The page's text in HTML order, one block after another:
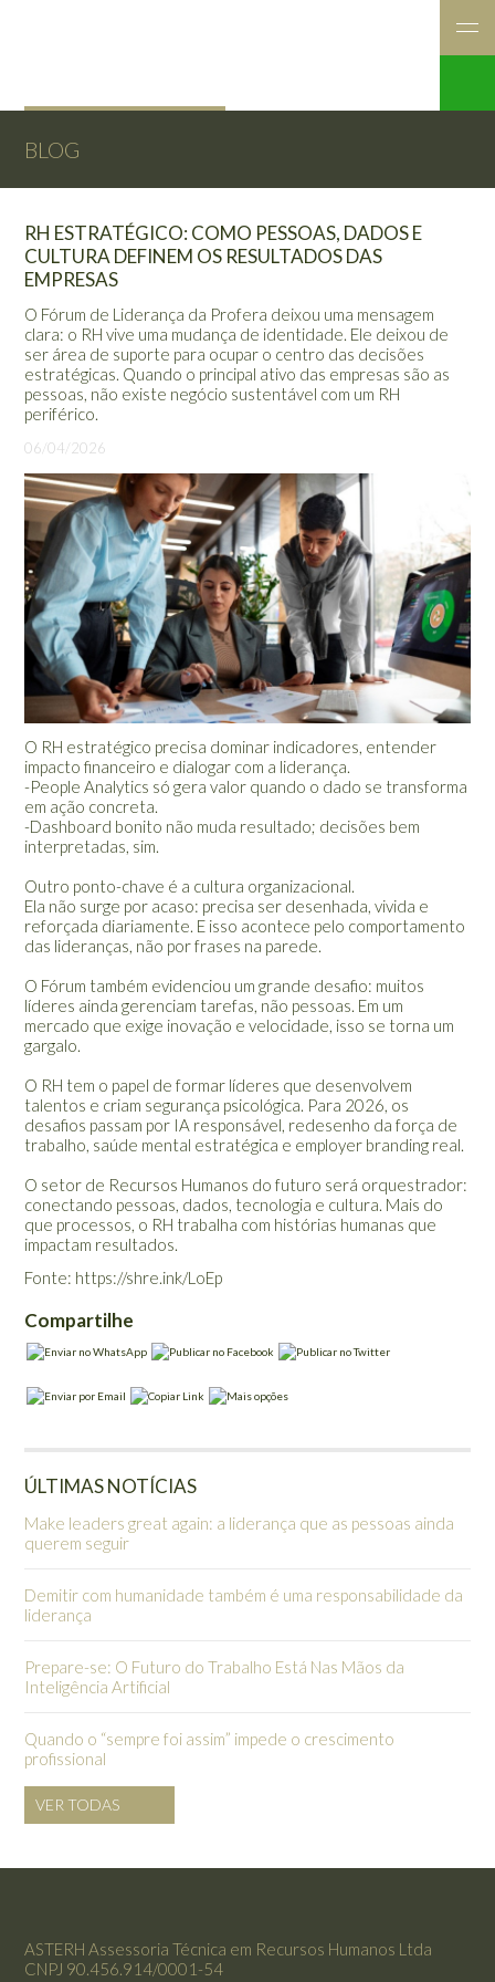
BLOG
RH ESTRATÉGICO: COMO PESSOAS, DADOS E
CULTURA DEFINEM OS RESULTADOS DAS
EMPRESAS
O Fórum de Liderança da Profera deixou uma mensagem
clara: o RH vive uma mudança de identidade. Ele deixou de
ser área de suporte para ocupar o centro das decisões
estratégicas. Quando o principal ativo das empresas são as
pessoas, não existe negócio sustentável com um RH
periférico.
06/04/2026
O RH estratégico precisa dominar indicadores, entender
impacto financeiro e dialogar com a liderança.
-People Analytics só gera valor quando o dado se transforma
em ação concreta.
-Dashboard bonito não muda resultado; decisões bem
interpretadas, sim.
Outro ponto-chave é a cultura organizacional.
Ela não surge por acaso: precisa ser desenhada, vivida e
reforçada diariamente. E isso acontece pelo comportamento
das lideranças, não por frases na parede.
O Fórum também evidenciou um grande desafio: muitos
líderes ainda gerenciam tarefas, não pessoas. Em um
mercado que exige inovação e velocidade, isso se torna um
gargalo.
O RH tem o papel de formar líderes que desenvolvem
talentos e criam segurança psicológica. Para 2026, os
desafios passam por IA responsável, redesenho da força de
trabalho, saúde mental estratégica e employer branding real.
O setor de Recursos Humanos do futuro será orquestrador:
conectando pessoas, dados, tecnologia e cultura. Mais do
que processos, o RH trabalha com histórias humanas que
impactam resultados.
Fonte: https://shre.ink/LoEp
Compartilhe
ÚLTIMAS NOTÍCIAS
Make leaders great again: a liderança que as pessoas ainda
querem seguir
Demitir com humanidade também é uma responsabilidade da
liderança
Prepare-se: O Futuro do Trabalho Está Nas Mãos da
Inteligência Artificial
Quando o “sempre foi assim” impede o crescimento
profissional
VER TODAS
ASTERH Assessoria Técnica em Recursos Humanos Ltda
CNPJ 90.456.914/0001-54